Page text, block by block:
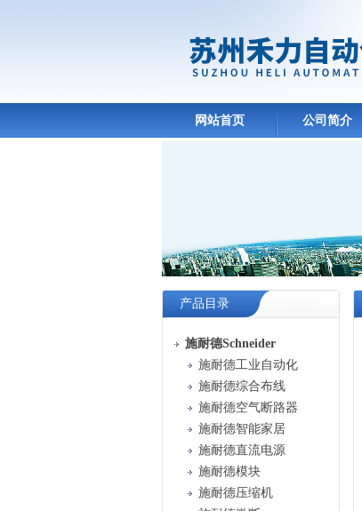
网站首页 公司简介
产品目录
施耐德Schneider
施耐德工业自动化
施耐德综合布线
施耐德空气断路器
施耐德智能家居
施耐德直流电源
施耐德模块
施耐德压缩机